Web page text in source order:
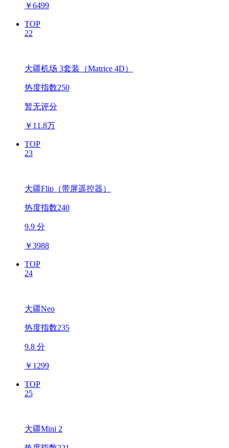
￥6499
TOP
22
大疆机场 3套装（Matrice 4D）
热度指数250
暂无评分
￥ 11.8万
TOP
23
大疆Flip（带屏遥控器）
热度指数240
9.9 分
￥3988
TOP
24
大疆Neo
热度指数235
9.8 分
￥ 1299
TOP
25
大疆Mini 2